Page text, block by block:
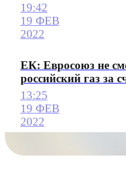
19:42
19 ФЕВ
2022
ЕК: Евросоюз не
российский газ за
13:25
19 ФЕВ
2022